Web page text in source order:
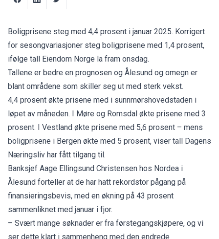
Boligprisene steg med 4,4 prosent i januar 2025. Korrigert
for sesongvariasjoner steg boligprisene med 1,4 prosent,
ifølge tall Eiendom Norge la fram onsdag.
Tallene er bedre en prognosen og Ålesund og omegn er
blant områdene som skiller seg ut med sterk vekst.
4,4 prosent økte prisene med i sunnmørshovedstaden i
løpet av måneden. I Møre og Romsdal økte prisene med 3
prosent. I Vestland økte prisene med 5,6 prosent – mens
boligprisene i Bergen økte med 5 prosent, viser tall Dagens
Næringsliv har fått tilgang til.
Banksjef Aage Ellingsund Christensen hos Nordea i
Ålesund forteller at de har hatt rekordstor pågang på
finansieringsbevis, med en økning på 43 prosent
sammenliknet med januar i fjor.
– Svært mange søknader er fra førstegangskjøpere, og vi
ser dette klart i sammenheng med den endrede